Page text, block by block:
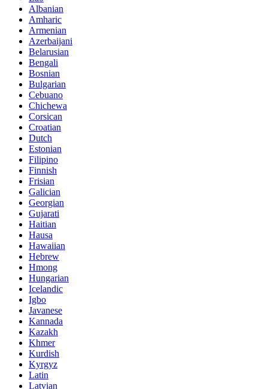
Albanian
Amharic
Armenian
Azerbaijani
Belarusian
Bengali
Bosnian
Bulgarian
Cebuano
Chichewa
Corsican
Croatian
Dutch
Estonian
Filipino
Finnish
Frisian
Galician
Georgian
Gujarati
Haitian
Hausa
Hawaiian
Hebrew
Hmong
Hungarian
Icelandic
Igbo
Javanese
Kannada
Kazakh
Khmer
Kurdish
Kyrgyz
Latin
Latvian